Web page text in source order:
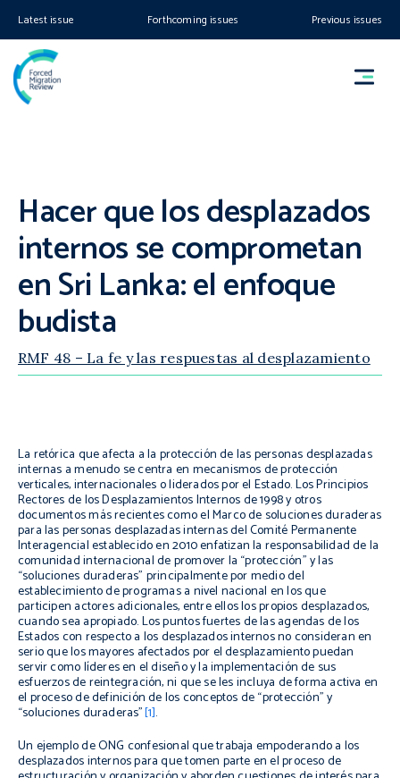
Latest issue Forthcoming issues Previous issues
Hacer que los desplazados
internos se comprometan
en Sri Lanka: el enfoque
budista
RMF 48 – La fe y las respuestas al desplazamiento
La retórica que afecta a la protección de las personas desplazadas
internas a menudo se centra en mecanismos de protección
verticales, internacionales o liderados por el Estado. Los Principios
Rectores de los Desplazamientos Internos de 1998 y otros
documentos más recientes como el Marco de soluciones duraderas
para las personas desplazadas internas del Comité Permanente
Interagencial establecido en 2010 enfatizan la responsabilidad de la
comunidad internacional de promover la “protección” y las
“soluciones duraderas” principalmente por medio del
establecimiento de programas a nivel nacional en los que
participen actores adicionales, entre ellos los propios desplazados,
cuando sea apropiado. Los puntos fuertes de las agendas de los
Estados con respecto a los desplazados internos no consideran en
serio que los mayores afectados por el desplazamiento puedan
servir como líderes en el diseño y la implementación de sus
esfuerzos de reintegración, ni que se les incluya de forma activa en
el proceso de definición de los conceptos de “protección” y
“soluciones duraderas”[1].
Un ejemplo de ONG confesional que trabaja empoderando a los
desplazados internos para que tomen parte en el proceso de